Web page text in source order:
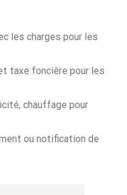
les charges pour les
taxe foncière pour les
chauffage pour
ou notification de